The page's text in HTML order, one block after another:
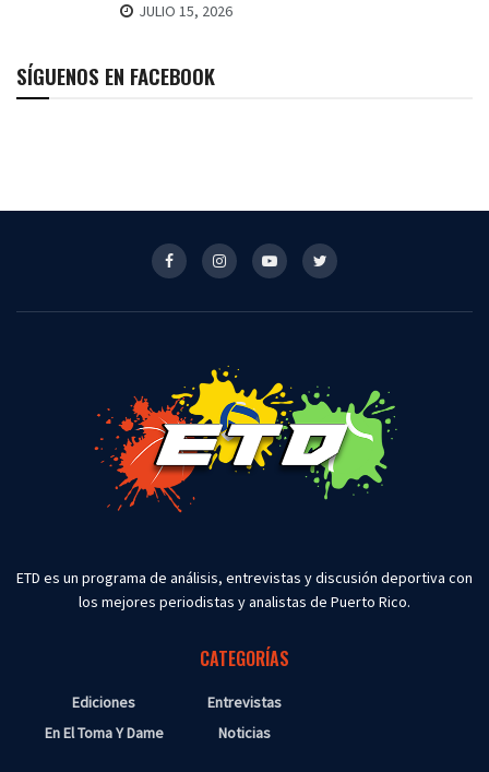
JULIO 15, 2026
SÍGUENOS EN FACEBOOK
ETD es un programa de análisis, entrevistas y discusión deportiva con
los mejores periodistas y analistas de Puerto Rico.
CATEGORÍAS
Ediciones
En El Toma Y Dame
Entrevistas
Noticias